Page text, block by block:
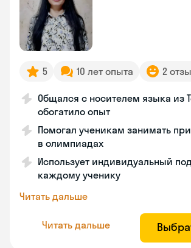
5 10 лет опыта 2
Общался с носителем языка из
обогатило опыт
Помогал ученикам занимать
в олимпиадах
Использует индивидуальный
каждому ученику
Читать дальше
Читать дальше